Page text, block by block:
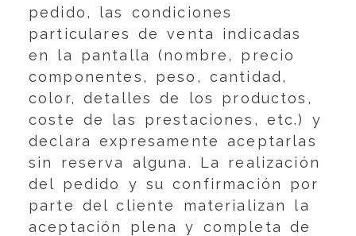
pedido, las condiciones
particulares de venta indicadas
en la pantalla (nombre, precio
componentes, peso, cantidad,
color, detalles de los productos,
coste de las prestaciones, etc.) y
declara expresamente aceptarlas
sin reserva alguna. La realización
del pedido y su confirmación por
parte del cliente materializan la
aceptación plena y completa de